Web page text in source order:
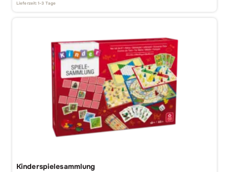
Lieferzeit:1-3 Tage
Kinderspielesammlung